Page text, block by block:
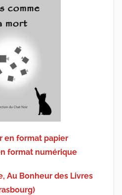
en format papier
format numérique
Au Bonheur des Livres